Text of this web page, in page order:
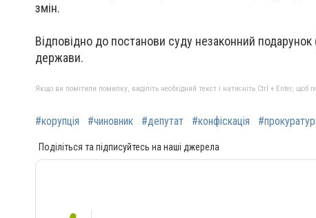
змін.
Відповідно до постанови суду незаконний
держави.
Якщо ви помітили помилку, виділіть необхідний текст і натисніть Ctrl + Enter, щоб
#корупція #чиновник #депутат #конфіскація
Поділіться та підписуйтесь на наші джерела